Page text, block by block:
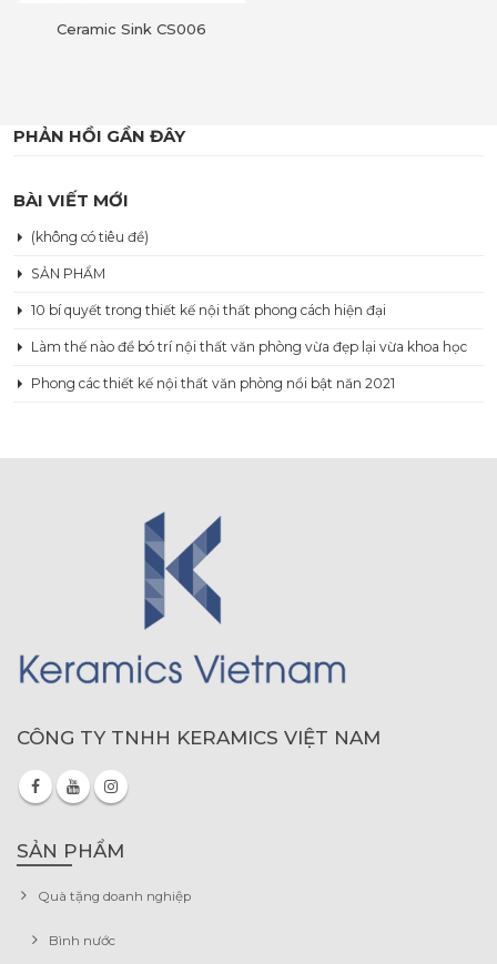
PHẢN HỒI GẦN ĐÂY
BÀI VIẾT MỚI
(không có tiêu đề)
SẢN PHẨM
10 bí quyết trong thiết kế nội thất phong cách hiện đại
Làm thế nào để bó trí nội thất văn phòng vừa đẹp lại vừa khoa học
Phong các thiết kế nội thất văn phòng nổi bật năn 2021
CÔNG TY TNHH KERAMICS VIỆT NAM
SẢN PHẨM
Quà tặng doanh nghiệp
Bình nước